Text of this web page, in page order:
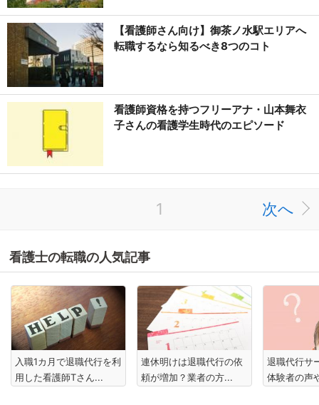
【看護師さん向け】御茶ノ水駅エリアへ
転職するなら知るべき8つのコト
看護師資格を持つフリーアナ・山本舞衣
子さんの看護学生時代のエピソード
1 次へ
看護士の転職の人気記事
入職1カ月で退職代行を利
用した看護師Tさん...
連休明けは退職代行の依
頼が増加？業者の方...
退職代行サ
体験者の声